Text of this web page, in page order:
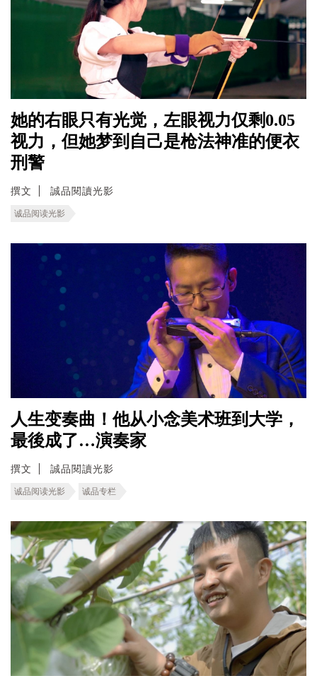
她的右眼只有光觉，左眼视力仅剩0.05
视力，但她梦到自己是枪法神准的便衣
刑警
撰文 誠品閱讀光影
诚品阅读光影
人生变奏曲！他从小念美术班到大学，
最後成了…演奏家
撰文 誠品閱讀光影
诚品阅读光影 诚品专栏